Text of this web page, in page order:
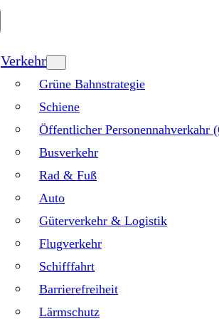
Verkehr
Grüne Bahnstrategie
Schiene
Öffentlicher Personennahverkahr
Busverkehr
Rad & Fuß
Auto
Güterverkehr & Logistik
Flugverkehr
Schifffahrt
Barrierefreiheit
Lärmschutz